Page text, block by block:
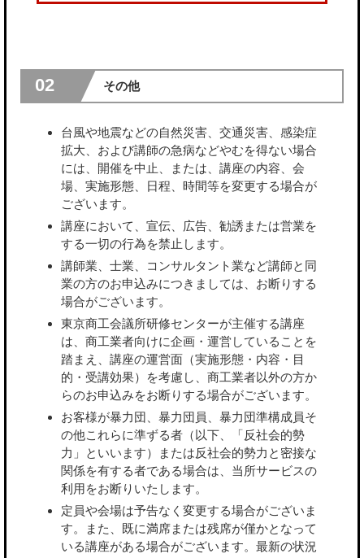
02 その他
台風や地震などの自然災害、交通災害、感染症
拡大、および講師の急病などやむを得ない場合
には、開催を中止、または、講座の内容、会
場、実施形態、日程、時間等を変更する場合が
ございます。
講座において、宣伝、広告、勧誘または営業を
する一切の行為を禁止します。
講師業、士業、コンサルタント業など講師と同
業の方のお申込みにつきましては、お断りする
場合がございます。
東京商工会議所研修センターが主催する講座
は、商工業者向けに企画・運営していることを
踏まえ、講座の運営面（実施形態・内容・目
的・受講効果）を考慮し、商工業者以外の方か
らのお申込みをお断りする場合がございます。
お客様が暴力団、暴力団員、暴力団準構成員そ
の他これらに準ずる者（以下、「反社会的勢
力」といいます）または反社会的勢力と密接な
関係を有する者である場合は、当所サービスの
利用をお断りいたします。
定員や会場は予告なく変更する場合がございま
す。また、既に満席または残席が僅かとなって
いる講座がある場合がございます。最新の状況